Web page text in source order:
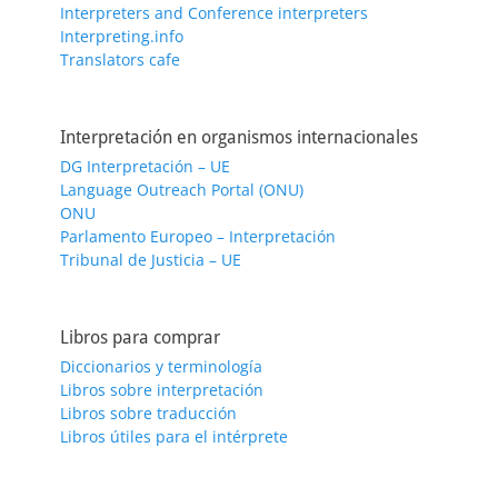
Interpreters and Conference interpreters
Interpreting.info
Translators cafe
Interpretación en organismos internacionales
DG Interpretación – UE
Language Outreach Portal (ONU)
ONU
Parlamento Europeo – Interpretación
Tribunal de Justicia – UE
Libros para comprar
Diccionarios y terminología
Libros sobre interpretación
Libros sobre traducción
Libros útiles para el intérprete